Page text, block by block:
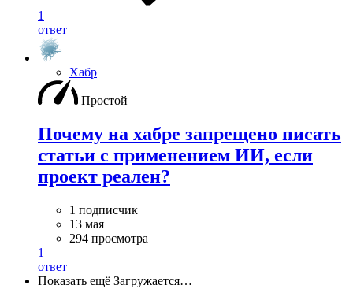
1
ответ
Хабр
Простой
Почему на хабре запрещено писать
статьи с применением ИИ, если
проект реален?
1 подписчик
13 мая
294 просмотра
1
ответ
Показать ещё Загружается…